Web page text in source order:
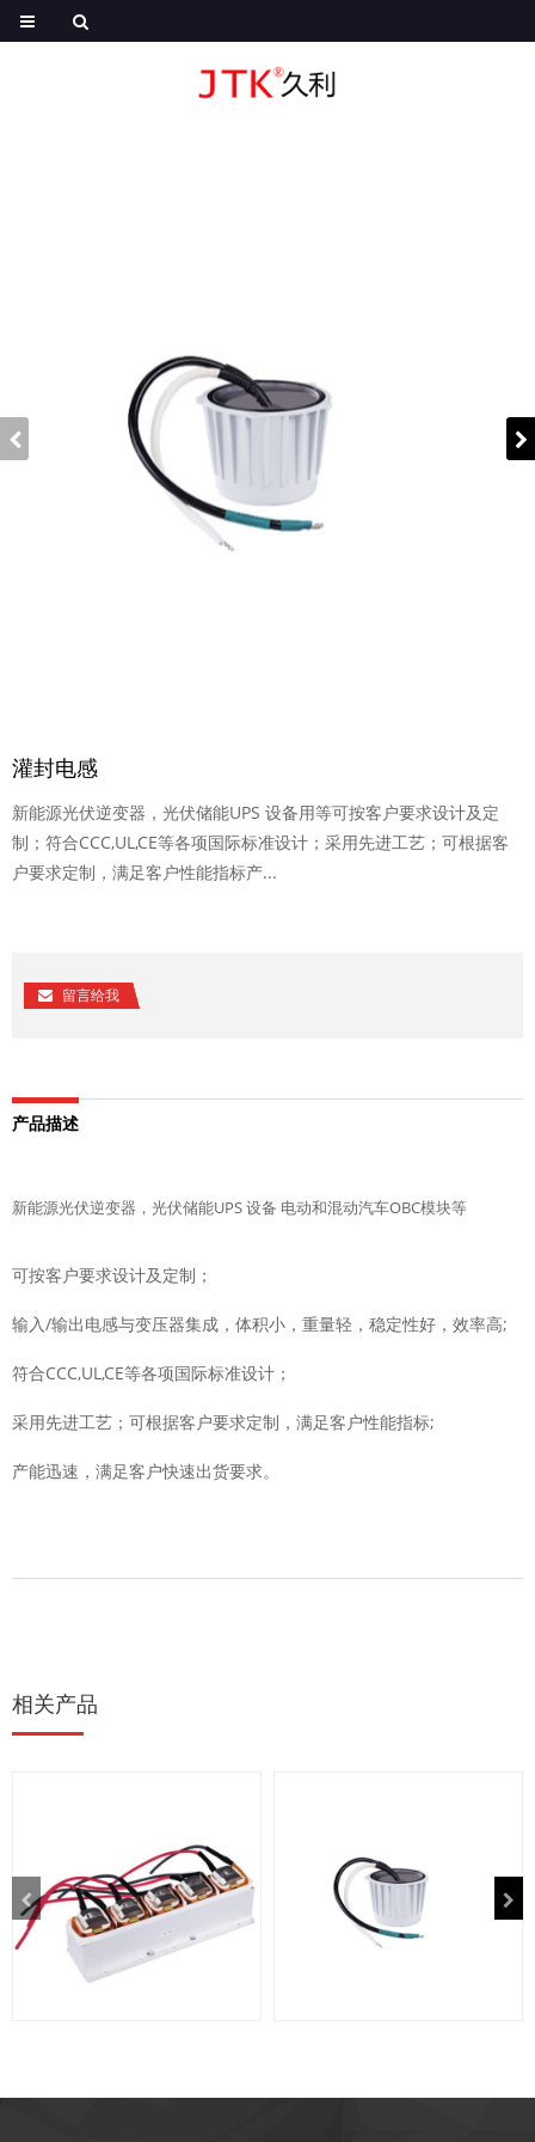
灌封电感
新能源光伏逆变器，光伏储能UPS 设备用等可按客户要求设计及定
制；符合CCC,UL,CE等各项国际标准设计；采用先进工艺；可根据客
户要求定制，满足客户性能指标产...
留言给我
产品描述
新能源光伏逆变器，光伏储能UPS 设备 电动和混动汽车OBC模块等
可按客户要求设计及定制；
输入/输出电感与变压器集成，体积小，重量轻，稳定性好，效率高;
符合CCC,UL,CE等各项国际标准设计；
采用先进工艺；可根据客户要求定制，满足客户性能指标;
产能迅速，满足客户快速出货要求。
相关产品